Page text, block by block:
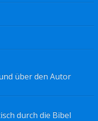
über den Autor
durch die Bibel